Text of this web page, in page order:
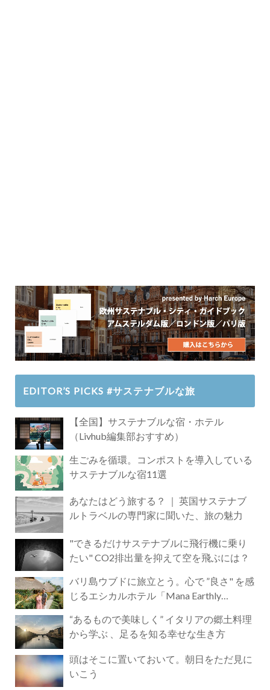
EDITOR’S PICKS #サステナブルな旅
【全国】サステナブルな宿・ホテル
（Livhub編集部おすすめ）
生ごみを循環。コンポストを導入している
サステナブルな宿11選
あなたはどう旅する？ ｜ 英国サステナブ
ルトラベルの専門家に聞いた、旅の魅力
"できるだけサステナブルに飛行機に乗り
たい" CO2排出量を抑えて空を飛ぶには？
バリ島ウブドに旅立とう。心で ”良さ" を感
じるエシカルホテル「Mana Earthly
“あるもので美味しく” イタリアの郷土料理
から学ぶ 、足るを知る幸せな生き方
頭はそこに置いておいて。朝日をただ見に
いこう